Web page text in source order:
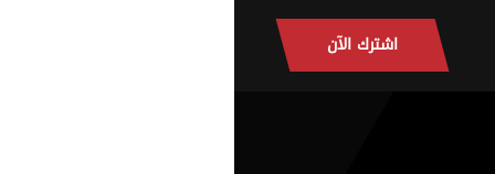
اشترك الآن